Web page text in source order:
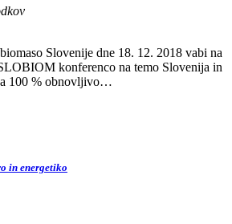
Slovenije dne 18. 12. 2018 vabi na
konferenco na temo Slovenija in
100 % obnovljivo…
in energetiko